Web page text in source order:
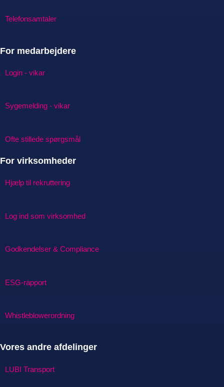
Telefonsamtaler
For medarbejdere
Login - vikar
Sygemelding - vikar
Ofte stillede spørgsmål
For virksomheder
Hjælp til rekruttering
Log ind som virksomhed
Godkendelser & Compliance
ESG-rapport
Whistleblowerordning
Vores andre afdelinger
LUBI Transport